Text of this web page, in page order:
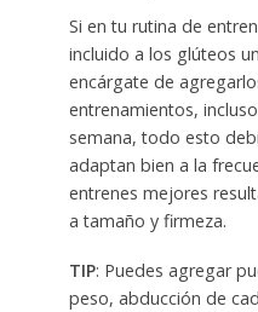
Si en tu rutina de
incluido a los glúteos
encárgate de
entrenamientos,
semana, todo esto
adaptan bien a la
entrenes mejores
a tamaño y firmeza.
TIP: Puedes agregar
peso, abducción de